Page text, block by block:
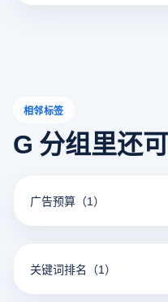
相邻标签
G 分组里还
广告预算 （1）
关键词排名 （1）